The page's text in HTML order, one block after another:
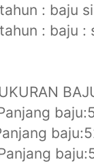
: baju
: baju :